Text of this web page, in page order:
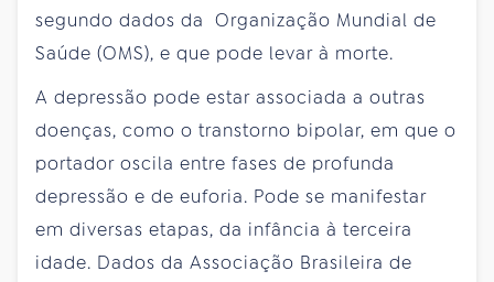
segundo dados da Organização Mundial de
Saúde (OMS), e que pode levar à morte.
A depressão pode estar associada a outras
doenças, como o transtorno bipolar, em que o
portador oscila entre fases de profunda
depressão e de euforia. Pode se manifestar
em diversas etapas, da infância à terceira
idade. Dados da Associação Brasileira de